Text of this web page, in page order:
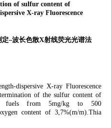
of sulfur content of
X-ray Fluorescence
–波长色散X射线荧光光谱法
dispersive X-ray Fluorescence
of the sulfur content of
fuels from 5mg/kg to 500
content of 3,7%(m/m).Thia